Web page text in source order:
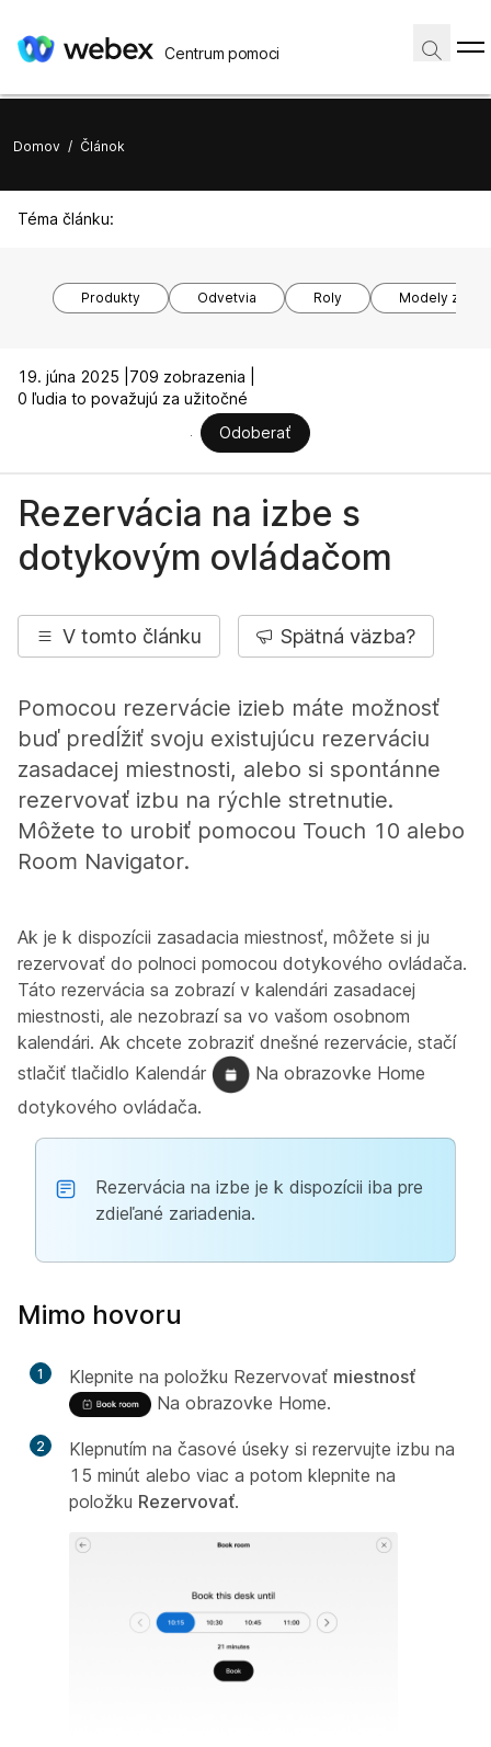
Centrum pomoci
Domov / Článok
Téma článku:
Produkty Odvetvia Roly Modely
19. júna 2025 | 709 zobrazenia |
0 ľudia to považujú za užitočné
Odoberať
Rezervácia na izbe s
dotykovým ovládačom
V tomto článku Spätná väzba?
Pomocou rezervácie izieb máte možnosť
buď predĺžiť svoju existujúcu rezerváciu
zasadacej miestnosti, alebo si spontánne
rezervovať izbu na rýchle stretnutie.
Môžete to urobiť pomocou Touch 10 alebo
Room Navigator.
Ak je k dispozícii zasadacia miestnosť, môžete si ju
rezervovať do polnoci pomocou dotykového ovládača.
Táto rezervácia sa zobrazí v kalendári zasadacej
miestnosti, ale nezobrazí sa vo vašom osobnom
kalendári. Ak chcete zobraziť dnešné rezervácie, stačí
stlačiť tlačidlo Kalendár
Na obrazovke Home
dotykového ovládača.
Rezervácia na izbe je k dispozícii iba pre
zdieľané zariadenia.
Mimo hovoru
1 Klepnite na položku Rezervovať miestnosť
Na obrazovke Home.
2
Klepnutím na časové úseky si rezervujte izbu na
15 minút alebo viac a potom klepnite na
položku Rezervovať.